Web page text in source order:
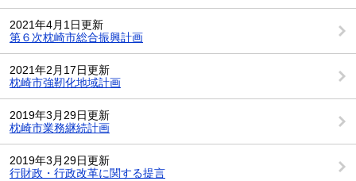
2021年4月1日更新
第６次枕崎市総合振興計画
2021年2月17日更新
枕崎市強靭化地域計画
2019年3月29日更新
枕崎市業務継続計画
2019年3月29日更新
行財政・行政改革に関する提言